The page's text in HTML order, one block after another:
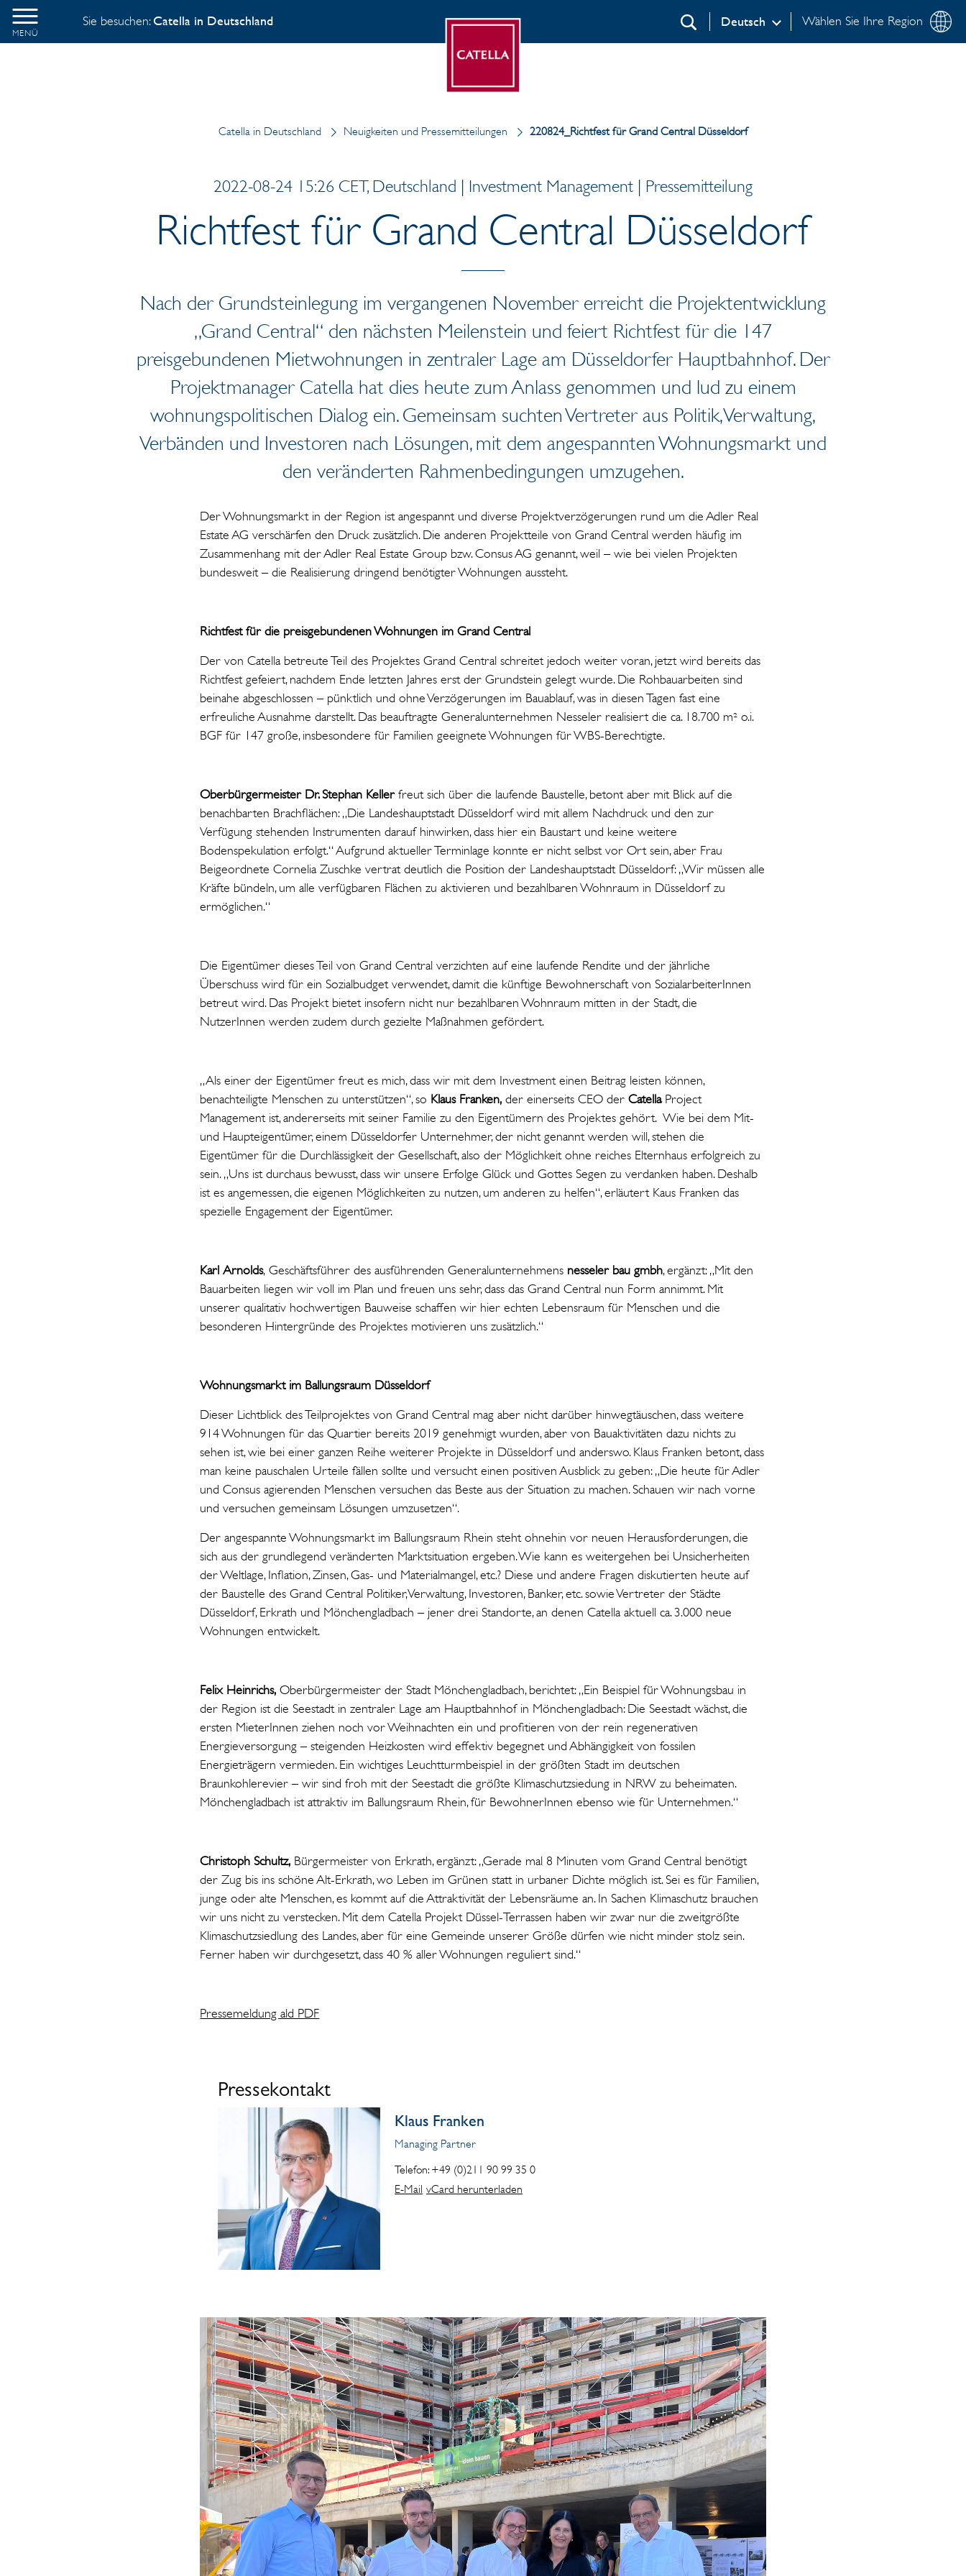
MENÜ
Sie besuchen:Catella in Deutschland Wählen Sie Ihre Region
Deutsch
Suchen
Catella in Deutschland Neuigkeiten und Pressemitteilungen 220824_Richtfest für Grand Central Düsseldorf
2022-08-24 15:26 CET, Deutschland | Investment Management | Pressemitteilung
Richtfest für Grand Central Düsseldorf
Nach der Grundsteinlegung im vergangenen November erreicht die Projektentwicklung
„Grand Central“ den nächsten Meilenstein und feiert Richtfest für die 147
preisgebundenen Mietwohnungen in zentraler Lage am Düsseldorfer Hauptbahnhof. Der
Projektmanager Catella hat dies heute zum Anlass genommen und lud zu einem
wohnungspolitischen Dialog ein. Gemeinsam suchten Vertreter aus Politik, Verwaltung,
Verbänden und Investoren nach Lösungen, mit dem angespannten Wohnungsmarkt und
den veränderten Rahmenbedingungen umzugehen.
Der Wohnungsmarkt in der Region ist angespannt und diverse Projektverzögerungen rund um die Adler Real
Estate AG verschärfen den Druck zusätzlich. Die anderen Projektteile von Grand Central werden häufig im
Zusammenhang mit der Adler Real Estate Group bzw. Consus AG genannt, weil – wie bei vielen Projekten
bundesweit – die Realisierung dringend benötigter Wohnungen aussteht.
Richtfest für die preisgebundenen Wohnungen im Grand Central
Der von Catella betreute Teil des Projektes Grand Central schreitet jedoch weiter voran, jetzt wird bereits das
Richtfest gefeiert, nachdem Ende letzten Jahres erst der Grundstein gelegt wurde. Die Rohbauarbeiten sind
beinahe abgeschlossen – pünktlich und ohne Verzögerungen im Bauablauf, was in diesen Tagen fast eine
erfreuliche Ausnahme darstellt. Das beauftragte Generalunternehmen Nesseler realisiert die ca. 18.700 m² o.i.
BGF für 147 große, insbesondere für Familien geeignete Wohnungen für WBS-Berechtigte.
Oberbürgermeister Dr. Stephan Kellerfreut sich über die laufende Baustelle, betont aber mit Blick auf die
benachbarten Brachflächen: „Die Landeshauptstadt Düsseldorf wird mit allem Nachdruck und den zur
Verfügung stehenden Instrumenten darauf hinwirken, dass hier ein Baustart und keine weitere
Bodenspekulation erfolgt.“ Aufgrund aktueller Terminlage konnte er nicht selbst vor Ort sein, aber Frau
Beigeordnete Cornelia Zuschke vertrat deutlich die Position der Landeshauptstadt Düsseldorf: „Wir müssen alle
Kräfte bündeln, um alle verfügbaren Flächen zu aktivieren und bezahlbaren Wohnraum in Düsseldorf zu
ermöglichen.“
Die Eigentümer dieses Teil von Grand Central verzichten auf eine laufende Rendite und der jährliche
Überschuss wird für ein Sozialbudget verwendet, damit die künftige Bewohnerschaft von SozialarbeiterInnen
betreut wird. Das Projekt bietet insofern nicht nur bezahlbaren Wohnraum mitten in der Stadt, die
NutzerInnen werden zudem durch gezielte Maßnahmen gefördert.
„Als einer der Eigentümer freut es mich, dass wir mit dem Investment einen Beitrag leisten können,
benachteiligte Menschen zu unterstützen“, so Klaus Franken, der einerseits CEO derCatellaProject
Management ist, andererseits mit seiner Familie zu den Eigentümern des Projektes gehört. Wie bei dem Mit-
und Haupteigentümer, einem Düsseldorfer Unternehmer, der nicht genannt werden will, stehen die
Eigentümer für die Durchlässigkeit der Gesellschaft, also der Möglichkeit ohne reiches Elternhaus erfolgreich zu
sein. „Uns ist durchaus bewusst, dass wir unsere Erfolge Glück und Gottes Segen zu verdanken haben. Deshalb
ist es angemessen, die eigenen Möglichkeiten zu nutzen, um anderen zu helfen“, erläutert Kaus Franken das
spezielle Engagement der Eigentümer.
Karl Arnolds, Geschäftsführer des ausführenden Generalunternehmens nesseler bau gmbh, ergänzt: „Mit den
Bauarbeiten liegen wir voll im Plan und freuen uns sehr, dass das Grand Central nun Form annimmt. Mit
unserer qualitativ hochwertigen Bauweise schaffen wir hier echten Lebensraum für Menschen und die
besonderen Hintergründe des Projektes motivieren uns zusätzlich.“
Wohnungsmarkt im Ballungsraum Düsseldorf
Dieser Lichtblick des Teilprojektes von Grand Central mag aber nicht darüber hinwegtäuschen, dass weitere
914 Wohnungen für das Quartier bereits 2019 genehmigt wurden, aber von Bauaktivitäten dazu nichts zu
sehen ist, wie bei einer ganzen Reihe weiterer Projekte in Düsseldorf und anderswo. Klaus Franken betont, dass
man keine pauschalen Urteile fällen sollte und versucht einen positiven Ausblick zu geben: „Die heute für Adler
und Consus agierenden Menschen versuchen das Beste aus der Situation zu machen. Schauen wir nach vorne
und versuchen gemeinsam Lösungen umzusetzen“.
Der angespannte Wohnungsmarkt im Ballungsraum Rhein steht ohnehin vor neuen Herausforderungen, die
sich aus der grundlegend veränderten Marktsituation ergeben. Wie kann es weitergehen bei Unsicherheiten
der Weltlage, Inflation, Zinsen, Gas- und Materialmangel, etc.? Diese und andere Fragen diskutierten heute auf
der Baustelle des Grand Central Politiker, Verwaltung, Investoren, Banker, etc. sowie Vertreter der Städte
Düsseldorf, Erkrath und Mönchengladbach – jener drei Standorte, an denen Catella aktuell ca. 3.000 neue
Wohnungen entwickelt.
Felix Heinrichs, Oberbürgermeister der Stadt Mönchengladbach, berichtet: „Ein Beispiel für Wohnungsbau in
der Region ist die Seestadt in zentraler Lage am Hauptbahnhof in Mönchengladbach: Die Seestadt wächst, die
ersten MieterInnen ziehen noch vor Weihnachten ein und profitieren von der rein regenerativen
Energieversorgung – steigenden Heizkosten wird effektiv begegnet und Abhängigkeit von fossilen
Energieträgern vermieden. Ein wichtiges Leuchtturmbeispiel in der größten Stadt im deutschen
Braunkohlerevier – wir sind froh mit der Seestadt die größte Klimaschutzsiedung in NRW zu beheimaten.
Mönchengladbach ist attraktiv im Ballungsraum Rhein, für BewohnerInnen ebenso wie für Unternehmen.“
Christoph Schultz, Bürgermeister von Erkrath, ergänzt: „Gerade mal 8 Minuten vom Grand Central benötigt
der Zug bis ins schöne Alt-Erkrath, wo Leben im Grünen statt in urbaner Dichte möglich ist. Sei es für Familien,
junge oder alte Menschen, es kommt auf die Attraktivität der Lebensräume an. In Sachen Klimaschutz brauchen
wir uns nicht zu verstecken. Mit dem Catella Projekt Düssel-Terrassen haben wir zwar nur die zweitgrößte
Klimaschutzsiedlung des Landes, aber für eine Gemeinde unserer Größe dürfen wie nicht minder stolz sein.
Ferner haben wir durchgesetzt, dass 40 % aller Wohnungen reguliert sind.“
Pressemeldung ald PDF
Pressekontakt
Klaus Franken
Managing Partner
Telefon: +49 (0)211 90 99 35 0
E-Mail vCard herunterladen